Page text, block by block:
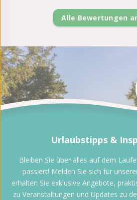
Alle Bewertungen
Urlaubstipps &
Bleiben Sie über alles auf dem
passiert! Melden Sie sich für
erhalten Sie exklusive Angebote,
zu Veranstaltungen und Updates zu